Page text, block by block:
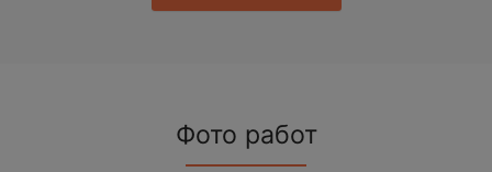
Фото работ